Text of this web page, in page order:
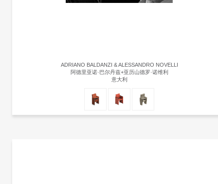
ADRIANO BALDANZI & ALESSANDRO NOVELLI
阿德里亚诺·巴尔丹兹+亚历山德罗·诺维利
意大利